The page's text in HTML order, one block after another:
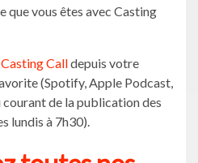
que vous êtes avec Casting
Casting Calldepuis votre
(Spotify, Apple Podcast,
courant de la publication des
lundis à 7h30).